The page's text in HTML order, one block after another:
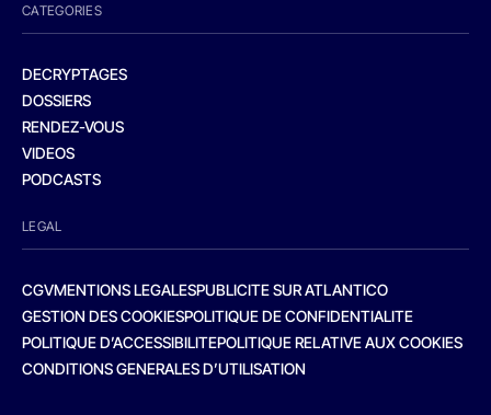
CATEGORIES
DECRYPTAGES
DOSSIERS
RENDEZ-VOUS
VIDEOS
PODCASTS
LEGAL
CGVMENTIONS LEGALESPUBLICITE SUR ATLANTICO
GESTION DES COOKIESPOLITIQUE DE CONFIDENTIALITE
POLITIQUE D’ACCESSIBILITEPOLITIQUE RELATIVE AUX COOKIES
CONDITIONS GENERALES D’UTILISATION